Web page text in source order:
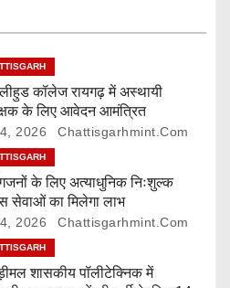
कॉलेज रायगढ़ में अस्थायी
के लिए आवेदन आमंत्रित
2026 Chattisgarhmint.com
के लिए अत्याधुनिक निःशुल्क
सेवाओं का मिलेगा लाभ
2026 Chattisgarhmint.com
शासकीय पॉलीटेक्निक में